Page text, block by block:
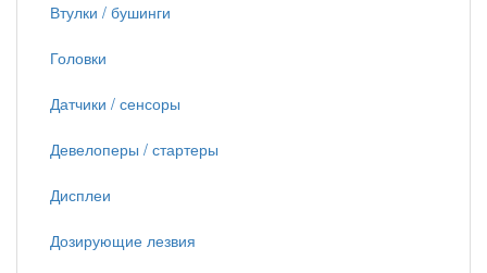
Втулки / бушинги
Головки
Датчики / сенсоры
Девелоперы / стартеры
Дисплеи
Дозирующие лезвия